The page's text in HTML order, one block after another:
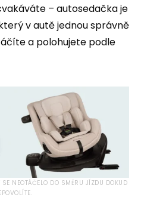
– autosedačka je
v autě jednou správně
a polohujete podle
NEOTÁČELO DO SMĚRU JÍZDU DOKUD